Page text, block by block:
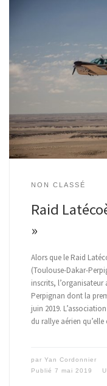
NON CLASSÉ
Raid
»
Alors que le Raid
(Toulouse-Dakar-
inscrits, l’organisateur
Perpignan dont la
juin 2019.
du rallye aérien
par Yan Cordonnier
Publié 7 mai 2019